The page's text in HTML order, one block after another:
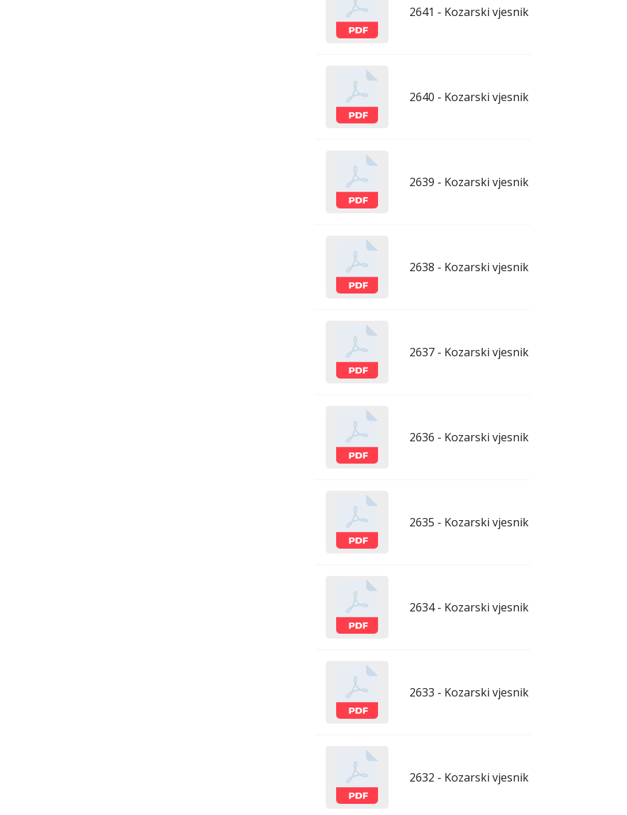
2641 - Kozarski vjesnik - 15.5.2026.
2640 - Kozarski vjesnik - 8.5.2026.
2639 - Kozarski vjesnik - 1.5.2026.
2638 - Kozarski vjesnik - 24.4.2026.
2637 - Kozarski vjesnik - 17.4.2026.
2636 - Kozarski vjesnik - 10.4.2026.
2635 - Kozarski vjesnik - 3.4.2026.
2634 - Kozarski vjesnik - 27.3.2026.
2633 - Kozarski vjesnik - 20.3.2026.
2632 - Kozarski vjesnik - 13.3.2026.